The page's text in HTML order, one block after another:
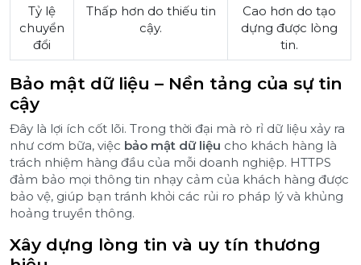
Tỷ lệ
chuyển
đổi
Thấp hơn do thiếu tin
cậy.
Cao hơn do tạo
dựng được lòng
tin.
Bảo mật dữ liệu – Nền tảng của sự tin
cậy
Đây là lợi ích cốt lõi. Trong thời đại mà rò rỉ dữ liệu xảy ra
như cơm bữa, việc bảo mật dữ liệu cho khách hàng là
trách nhiệm hàng đầu của mỗi doanh nghiệp. HTTPS
đảm bảo mọi thông tin nhạy cảm của khách hàng được
bảo vệ, giúp bạn tránh khỏi các rủi ro pháp lý và khủng
hoảng truyền thông.
Xây dựng lòng tin và uy tín thương